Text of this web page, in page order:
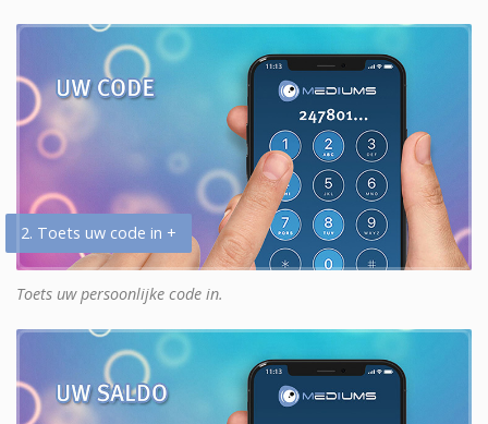
2. Toets uw code in +
Toets uw persoonlijke code in.